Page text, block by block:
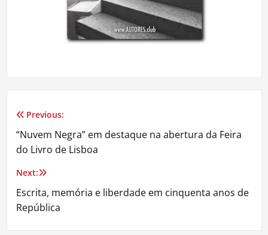
Navegação
de
artigos
Previous:
“Nuvem Negra” em destaque na abertura da Feira
do Livro de Lisboa
Next:
Escrita, memória e liberdade em cinquenta anos de
República